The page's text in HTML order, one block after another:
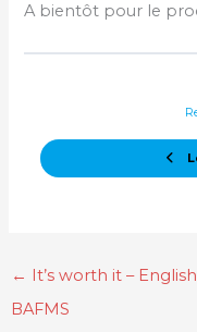
A bientôt pour le
← It’s worth it –
BAFMS